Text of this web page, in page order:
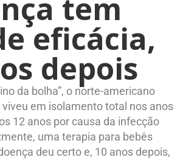
tem
eficácia,
depois
da bolha”, o norte-americano
viveu em isolamento total nos anos
12 anos por causa da infecção
uma terapia para bebês
deu certo e, 10 anos depois,